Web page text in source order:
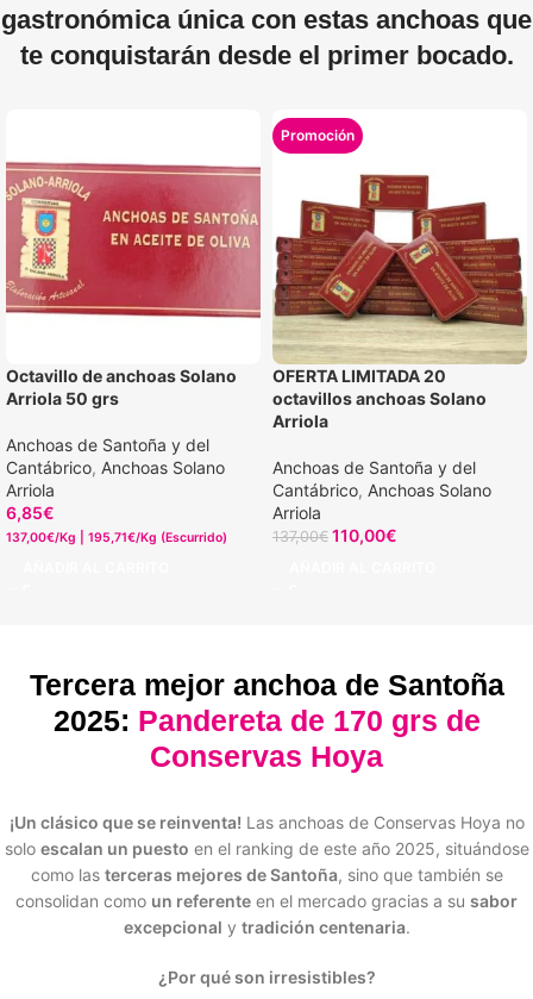
gastronómica única con estas anchoas que
te conquistarán desde el primer bocado.
Octavillo de anchoas Solano
Arriola 50 grs
Anchoas de Santoña y del
Cantábrico, Anchoas Solano
Arriola
6,85€
137,00€/Kg | 195,71€/Kg (Escurrido)
OFERTA LIMITADA 20
octavillos anchoas Solano
Arriola
Anchoas de Santoña y del
Cantábrico, Anchoas Solano
Arriola
137,00€ 110,00€
Tercera mejor anchoa de Santoña
2025: Pandereta de 170 grs de
Conservas Hoya
¡Un clásico que se reinventa! Las anchoas de Conservas Hoya no
solo escalan un puesto en el ranking de este año 2025, situándose
como las terceras mejores de Santoña, sino que también se
consolidan como un referente en el mercado gracias a su sabor
excepcional y tradición centenaria.
¿Por qué son irresistibles?